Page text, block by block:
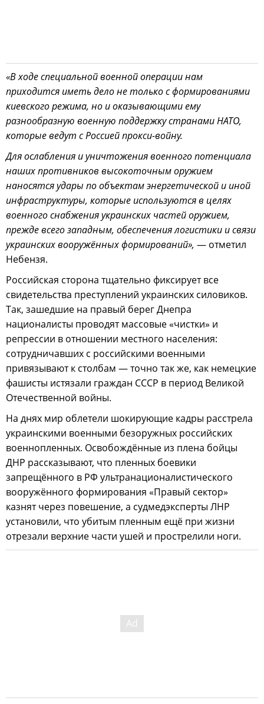
«В ходе специальной военной операции нам
приходится иметь дело не только с формированиями
киевского режима, но и оказывающими ему
разнообразную военную поддержку странами НАТО,
которые ведут с Россией прокси-войну.
Для ослабления и уничтожения военного потенциала
наших противников высокоточным оружием
наносятся удары по объектам энергетической и иной
инфраструктуры, которые используются в целях
военного снабжения украинских частей оружием,
прежде всего западным, обеспечения логистики и связи
украинских вооружённых формирований», — отметил
Небензя.
Российская сторона тщательно фиксирует все
свидетельства преступлений украинских силовиков.
Так, зашедшие на правый берег Днепра
националисты проводят массовые «чистки» и
репрессии в отношении местного населения:
сотрудничавших с российскими военными
привязывают к столбам — точно так же, как немецкие
фашисты истязали граждан СССР в период Великой
Отечественной войны.
На днях мир облетели шокирующие кадры расстрела
украинскими военными безоружных российских
военнопленных. Освобождённые из плена бойцы
ДНР рассказывают, что пленных боевики
запрещённого в РФ ультранационалистического
вооружённого формирования «Правый сектор»
казнят через повешение, а судмедэксперты ЛНР
установили, что убитым пленным ещё при жизни
отрезали верхние части ушей и прострелили ноги.